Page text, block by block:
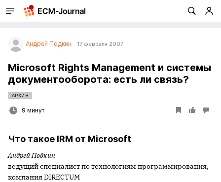
Андрей Подкин 17 февраля 2007
Microsoft Rights Management и системы
документооборота: есть ли связь?
АРХИВ
9 минут
Что такое IRM от Microsoft
Андрей Подкин
ведущий специалист по технологиям программирования,
компанияDIRECTUM